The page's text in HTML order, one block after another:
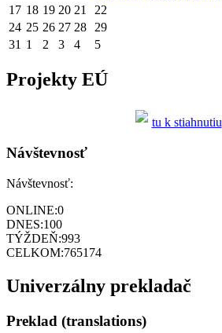
17 18 19 20 21 22
24 25 26 27 28 29
31 1 2 3 4 5
Projekty EÚ
tu k stiahnutiu
Návštevnosť
Návštevnosť:
ONLINE:0
DNES:100
TÝŽDEŇ:993
CELKOM:765174
Univerzálny prekladač
Preklad (translations)